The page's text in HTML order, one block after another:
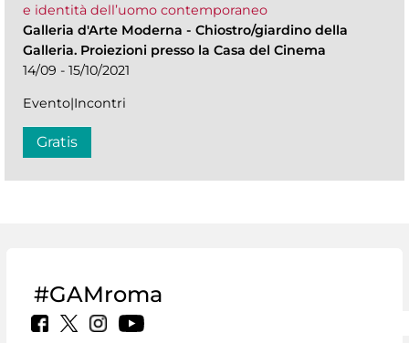
e identità dell’uomo contemporaneo
Galleria d'Arte Moderna - Chiostro/giardino della
Galleria. Proiezioni presso la Casa del Cinema
14/09 - 15/10/2021
Evento|Incontri
Gratis
#GAMroma